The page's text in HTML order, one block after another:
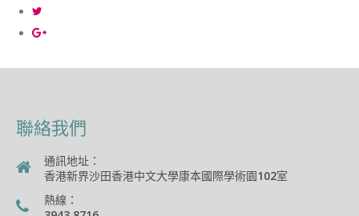
聯絡我們
通訊地址：
香港新界沙田香港中文大學康本國際學術園102室
熱線：